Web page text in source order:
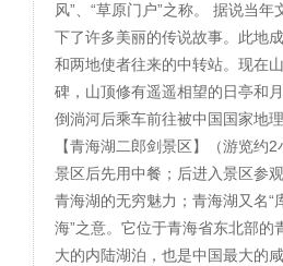
风”、“草原门户”之称。 据说当
下了许多美丽的传说故事。此地
和两地使者往来的中转站。现在
碑，山顶修有遥遥相望的日亭和
倒淌河后乘车前往被中国国家地
【青海湖二郎剑景区】（游览约
景区后先用中餐；后进入景区参
青海湖的无穷魅力；青海湖又名“
海”之意。它位于青海省东北部的
大的内陆湖泊，也是中国最大的